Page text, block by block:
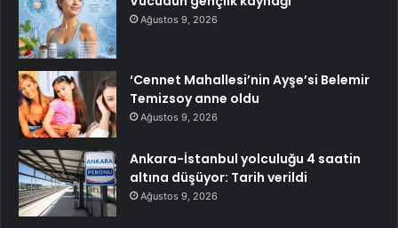
Ağustos 9, 2026
‘Cennet Mahallesi’nin Ayşe’si Belemir
Temizsoy anne oldu
Ağustos 9, 2026
Ankara-İstanbul yolculuğu 4 saatin
altına düşüyor: Tarih verildi
Ağustos 9, 2026